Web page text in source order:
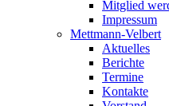
Mitglied
Impressum
Mettmann-Velbert
Aktuelles
Berichte
Termine
Kontakte